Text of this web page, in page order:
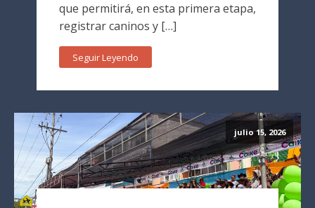
que permitirá, en esta primera etapa,
registrar caninos y […]
Seguir Leyendo
julio 15, 2026